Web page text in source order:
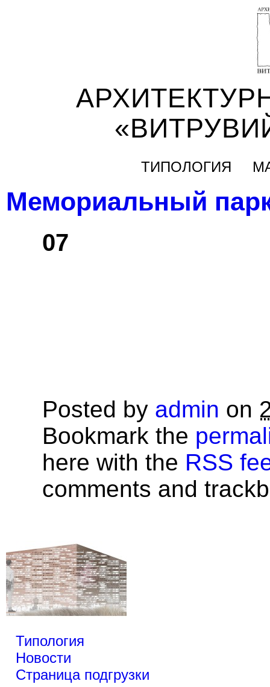
ТИПОЛОГИЯ
Мемориальный
07
Posted by admin on
Bookmark the
here with the RSS
comments and
Типология
Новости
Страница подгрузки